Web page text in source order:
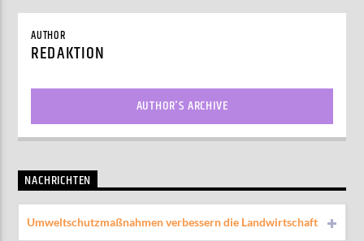
AUTHOR
REDAKTION
AUTHOR'S ARCHIVE
NACHRICHTEN
Umweltschutzmaßnahmen verbessern die Landwirtschaft